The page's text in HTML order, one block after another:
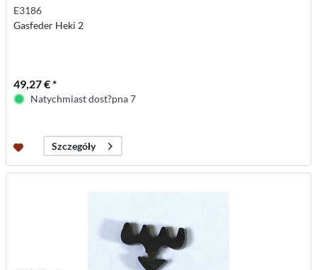
E3186
Gasfeder Heki 2
49,27 € *
Natychmiast dost?pna 7
Szczegóły